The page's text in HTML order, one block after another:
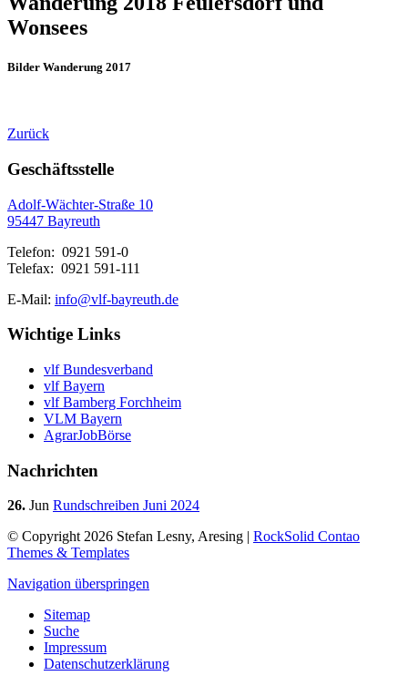
Wonsees
Bilder Wanderung 2017
Zurück
Geschäftsstelle
Adolf-Wächter-Straße 10
95447 Bayreuth
Telefon: 0921 591-0
Telefax: 0921 591-111
E-Mail: info@vlf-bayreuth.de
Wichtige Links
vlf Bundesverband
vlf Bayern
vlf Bamberg Forchheim
VLM Bayern
AgrarJobBörse
Nachrichten
26. Jun Rundschreiben Juni 2024
© Copyright 2026 Stefan Lesny, Aresing | RockSolid Contao
Themes & Templates
Navigation überspringen
Sitemap
Suche
Impressum
Datenschutzerklärung